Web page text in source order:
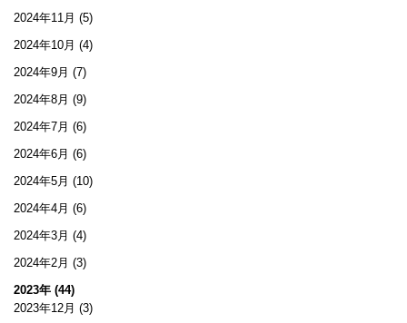
2024年11月 (5)
2024年10月 (4)
2024年9月 (7)
2024年8月 (9)
2024年7月 (6)
2024年6月 (6)
2024年5月 (10)
2024年4月 (6)
2024年3月 (4)
2024年2月 (3)
2023年 (44)
2023年12月 (3)